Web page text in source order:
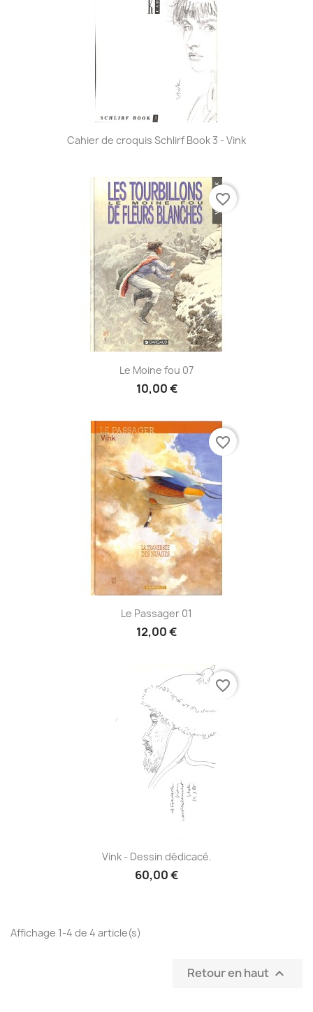
Cahier de croquis Schlirf Book 3 - Vink
Le Moine fou 07
10,00 €
favorite_border
Le Passager 01
12,00 €
favorite_border
Vink - Dessin dédicacé.
60,00 €
favorite_border
Affichage 1-4 de 4 article(s)
Retour en haut 